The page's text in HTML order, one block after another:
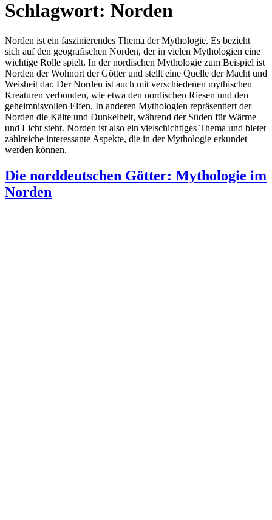
Schlagwort: Norden
Norden ist ein faszinierendes Thema der Mythologie. Es bezieht
sich auf den geografischen Norden, der in vielen Mythologien eine
wichtige Rolle spielt. In der nordischen Mythologie zum Beispiel ist
Norden der Wohnort der Götter und stellt eine Quelle der Macht und
Weisheit dar. Der Norden ist auch mit verschiedenen mythischen
Kreaturen verbunden, wie etwa den nordischen Riesen und den
geheimnisvollen Elfen. In anderen Mythologien repräsentiert der
Norden die Kälte und Dunkelheit, während der Süden für Wärme
und Licht steht. Norden ist also ein vielschichtiges Thema und bietet
zahlreiche interessante Aspekte, die in der Mythologie erkundet
werden können.
Die norddeutschen Götter: Mythologie im
Norden